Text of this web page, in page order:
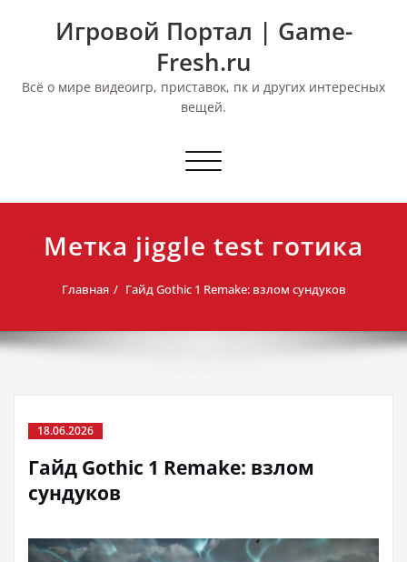
Игровой Портал | Game-
Fresh.ru
Всё о мире видеоигр, приставок, пк и других интересных
вещей.
Переключить
Метка jiggle test готика
Главная Гайд Gothic 1 Remake: взлом сундуков
18.06.2026
Гайд Gothic 1 Remake: взлом
сундуков